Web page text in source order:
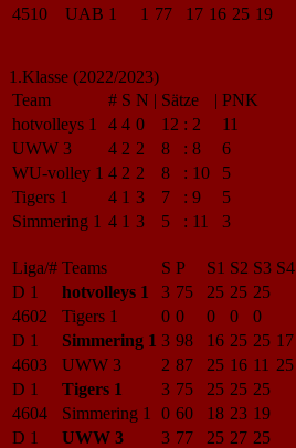
4510
UAB 1 1 77 17 16 25 19
1.Klasse (2022/2023)
Team
# S N | Sätze | PNK
hotvolleys 1
4 4 0 12 : 2
11
UWW 3
4 2 2 8 : 8
6
WU-volley 1 4 2 2 8 : 10
5
Tigers 1
4 1 3 7 : 9
5
Simmering 1 4 1 3 5 : 11 3
Liga/# Teams S P S1 S2 S3 S4
D 1
hotvolleys 1 3 75 25 25 25
4602
Tigers 1 0 0 0 0
0
D 1
Simmering 1 3 98 16 25 25 17
4603
UWW 3 2 87 25 16 11 25
D 1
Tigers 1 3 75 25 25 25
4604
Simmering 1 0 60 18 23 19
D 1
UWW 3 3 77 25 27 25